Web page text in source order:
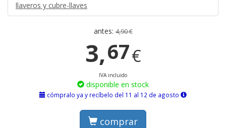
llaveros y cubre-llaves
antes:4,90 €
3,67€
IVA incluido
disponible en stock
cómpralo ya y recíbelo del 11 al 12 de agosto
comprar